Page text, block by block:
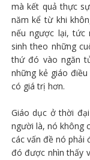
mà kết quả thực
năm kể từ khi
nếu ngược lại, tức
sinh theo những
thứ đó vào ngăn
những kẻ giáo
có giá trị hơn.
Giáo dục ở thời
người là, nó không
các vấn đề nó phải
đó được nhìn thấy